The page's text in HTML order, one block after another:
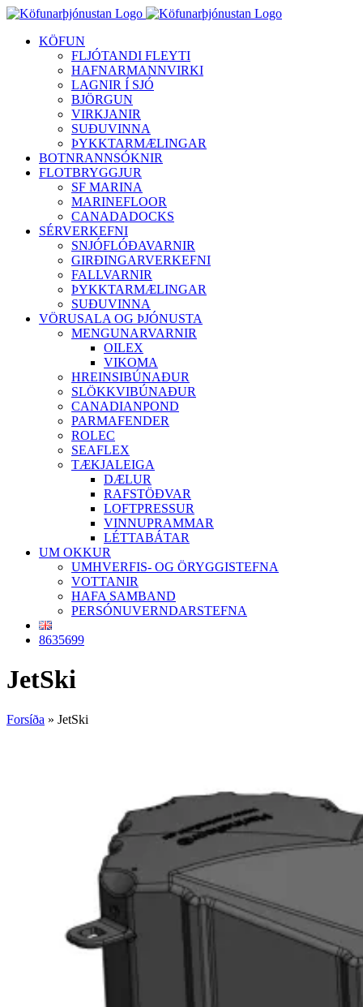
Skip
contentKÖFUN
FLJÓTANDI FLEYTI
HAFNARMANNVIRKI
LAGNIR Í SJÓ
BJÖRGUN
VIRKJANIR
SUÐUVINNA
ÞYKKTARMÆLINGAR
BOTNRANNSÓKNIR
FLOTBRYGGJUR
SF MARINA
MARINEFLOOR
CANADADOCKS
SÉRVERKEFNI
SNJÓFLÓÐAVARNIR
GIRÐINGARVERKEFNI
FALLVARNIR
ÞYKKTARMÆLINGAR
SUÐUVINNA
VÖRUSALA OG ÞJÓNUSTA
MENGUNARVARNIR
OILEX
VIKOMA
HREINSIBÚNAÐUR
SLÖKKVIBÚNAÐUR
CANADIANPOND
PARMAFENDER
ROLEC
SEAFLEX
TÆKJALEIGA
DÆLUR
RAFSTÖÐVAR
LOFTPRESSUR
VINNUPRAMMAR
LÉTTABÁTAR
UM OKKUR
UMHVERFIS- OG ÖRYGGISTEFNA
VOTTANIR
HAFA SAMBAND
PERSÓNUVERNDARSTEFNA
8635699
JetSki
Forsíða » JetSki